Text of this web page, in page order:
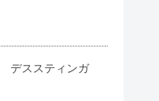
デススティンガ